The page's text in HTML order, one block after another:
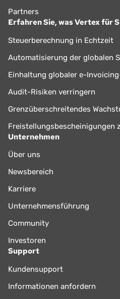
Partners
Erfahren Sie, was Vertex für
Steuerberechnung in Echtzeit
Automatisierung der globalen
Einhaltung globaler e-
Audit-Risiken verringern
Grenzüberschreitendes
Freistellungsbescheinigungen
Unternehmen
Über uns
Newsbereich
Karriere
Unternehmensführung
Community
Investoren
Support
Kundensupport
Informationen anfordern